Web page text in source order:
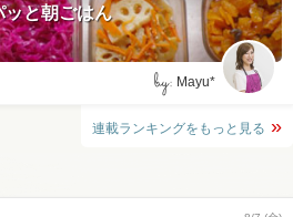
ッと朝ごはん
by: Mayu*
連載ランキングをもっと見る